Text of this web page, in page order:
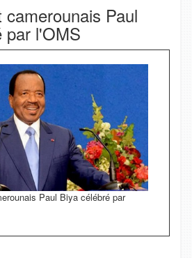
camerounais Paul
par l'OMS
Paul Biya célébré par